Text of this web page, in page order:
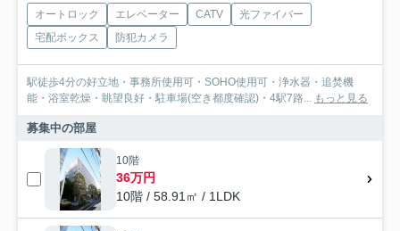
オートロック エレベーター CATV
光ファイバー
宅配ボックス
防犯カメラ
駅徒歩4分の好立地・事務所使用可・SOHO使用可・浄水器・追焚機
能・浴室乾燥・眺望良好・駐車場(空き都度確認)・4駅7路... もっと見る
募集中の部屋
10階
36万円
10階 / 58.91㎡ / 1LDK